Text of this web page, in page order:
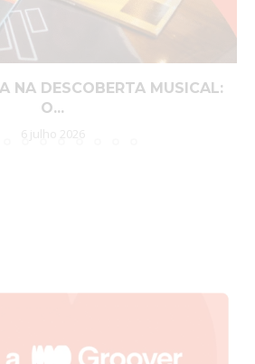
NA DESCOBERTA MUSICAL:
O...
6 julho 2026